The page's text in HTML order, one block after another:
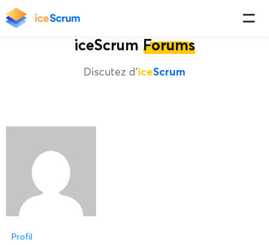
iceScrum Forums
Discutez d'iceScrum
Profil